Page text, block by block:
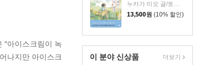
누카가 미오 글/토티 그림/김지영 역
13,500원 (10% 할인)
이 분야 신상품 더보기
“아이스크림이 녹
나지만 아이스크